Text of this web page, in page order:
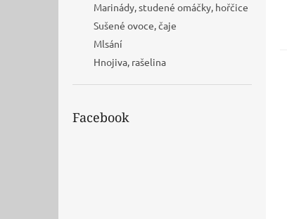
Marinády, studené omáčky, hořčice
Sušené ovoce, čaje
Mlsání
Hnojiva, rašelina
Facebook